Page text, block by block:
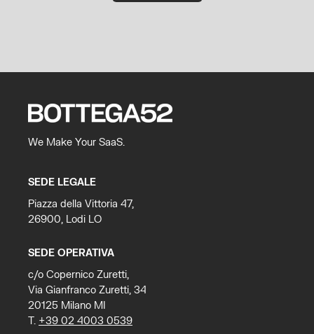
We Make Your SaaS.
SEDE LEGALE
Piazza della Vittoria 47,
26900, Lodi LO
SEDE OPERATIVA
c/o Copernico Zuretti,
Via Gianfranco Zuretti, 34
20125 Milano MI
T. +39 02 4003 0539